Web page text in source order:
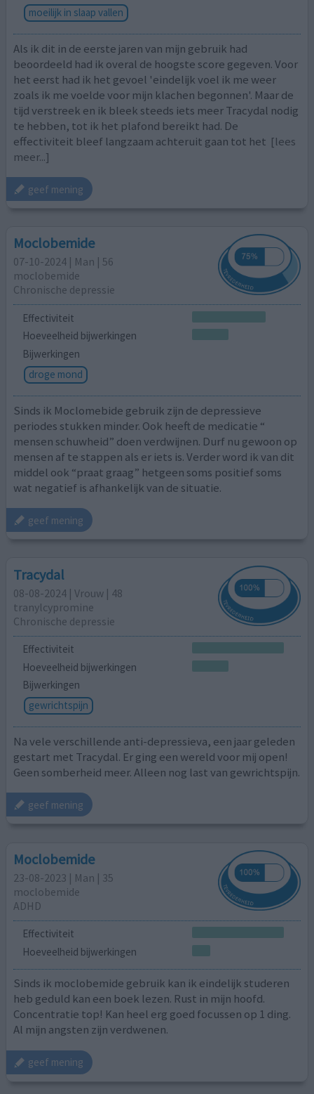
moeilijk in slaap vallen
Als ik dit in de eerste jaren van mijn gebruik had
beoordeeld had ik overal de hoogste score gegeven. Voor
het eerst had ik het gevoel 'eindelijk voel ik me weer
zoals ik me voelde voor mijn klachen begonnen'. Maar de
tijd verstreek en ik bleek steeds iets meer Tracydal nodig
te hebben, tot ik het plafond bereikt had. De
effectiviteit bleef langzaam achteruit gaan tot het [lees
meer...]
geef mening
Moclobemide
07-10-2024 | Man | 56
moclobemide
Chronische depressie
Effectiviteit
Hoeveelheid bijwerkingen
Bijwerkingen
droge mond
Sinds ik Moclomebide gebruik zijn de depressieve
periodes stukken minder. Ook heeft de medicatie “
mensen schuwheid” doen verdwijnen. Durf nu gewoon op
mensen af te stappen als er iets is. Verder word ik van dit
middel ook “praat graag” hetgeen soms positief soms
wat negatief is afhankelijk van de situatie.
geef mening
Tracydal
08-08-2024 | Vrouw | 48
tranylcypromine
Chronische depressie
Effectiviteit
Hoeveelheid bijwerkingen
Bijwerkingen
gewrichtspijn
Na vele verschillende anti-depressieva, een jaar geleden
gestart met Tracydal. Er ging een wereld voor mij open!
Geen somberheid meer. Alleen nog last van gewrichtspijn.
geef mening
Moclobemide
23-08-2023 | Man | 35
moclobemide
ADHD
Effectiviteit
Hoeveelheid bijwerkingen
Sinds ik moclobemide gebruik kan ik eindelijk studeren
heb geduld kan een boek lezen. Rust in mijn hoofd.
Concentratie top! Kan heel erg goed focussen op 1 ding.
Al mijn angsten zijn verdwenen.
geef mening